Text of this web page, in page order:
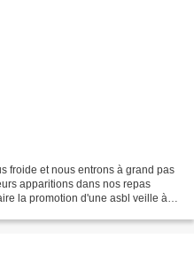
froide et nous entrons à grand pas
apparitions dans nos repas
la promotion d'une asbl veille à la